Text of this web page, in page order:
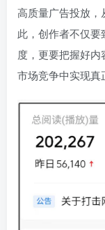
高质量广告投放
此，创作者不仅
度，更要把握好
市场竞争中实现真